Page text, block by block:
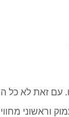
עם זאת לא